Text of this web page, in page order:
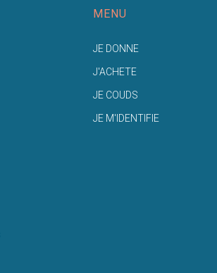
MENU
JE DONNE
J'ACHETE
JE COUDS
JE M'IDENTIFIE